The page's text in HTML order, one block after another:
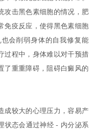
攻击黑色素细胞的情况，肥
免疫反应，使得黑色素细胞
会削弱身体的自我修复能
过程中，身体难以对干预措
了重重障碍，阻碍白癜风的
较大的心理压力，容易产
状态会通过神经 - 内分泌系